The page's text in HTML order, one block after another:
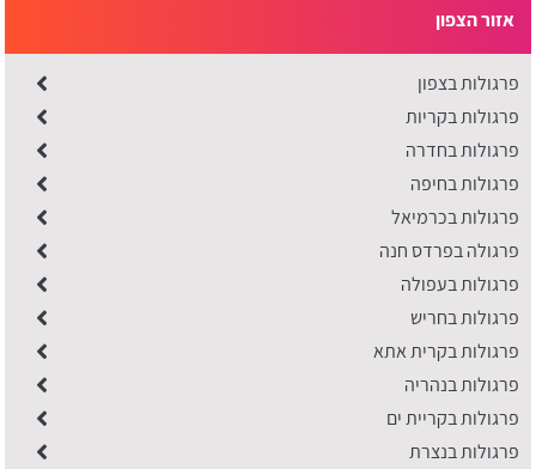
אזור הצפון
פרגולות בצפון
פרגולות בקריות
פרגולות בחדרה
פרגולות בחיפה
פרגולות בכרמיאל
פרגולה בפרדס חנה
פרגולות בעפולה
פרגולות בחריש
פרגולות בקרית אתא
פרגולות בנהריה
פרגולות בקריית ים
פרגולות בנצרת